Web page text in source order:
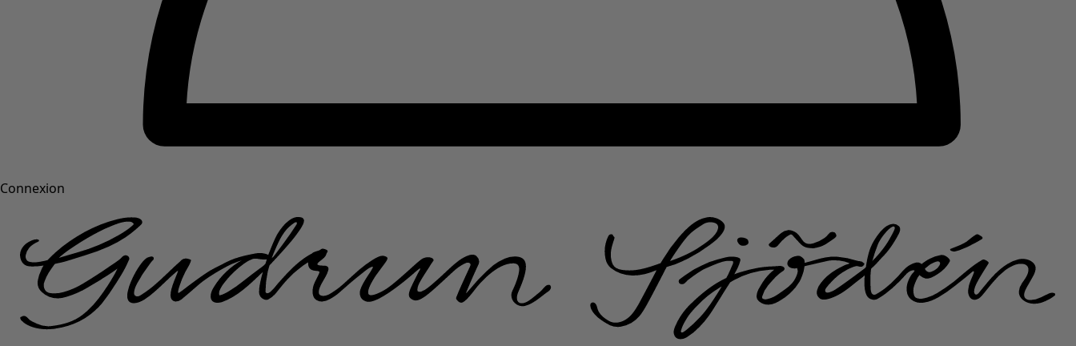
Connexion